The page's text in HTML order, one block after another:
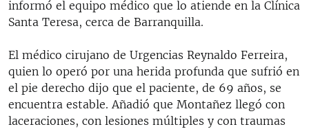
informó el equipo médico que lo atiende en la Clínica
Santa Teresa, cerca de Barranquilla.
El médico cirujano de Urgencias Reynaldo Ferreira,
quien lo operó por una herida profunda que sufrió en
el pie derecho dijo que el paciente, de 69 años, se
encuentra estable. Añadió que Montañez llegó con
laceraciones, con lesiones múltiples y con traumas